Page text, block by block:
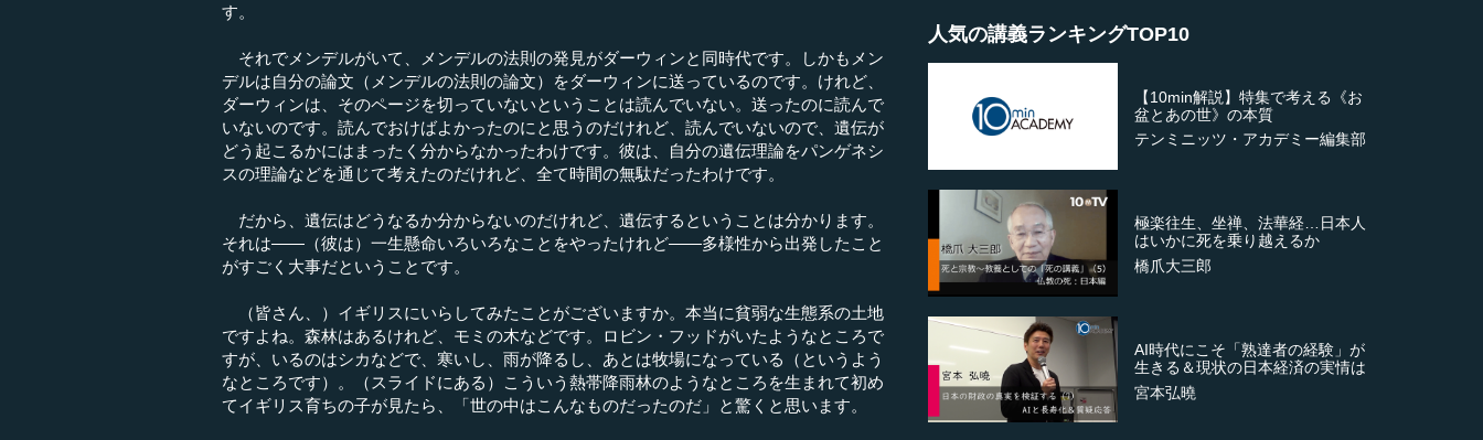
す。
それでメンデルがいて、メンデルの法則の発見がダーウィンと同時代です。しかもメン
デルは自分の論文（メンデルの法則の論文）をダーウィンに送っているのです。けれど、
ダーウィンは、そのページを切っていないということは読んでいない。送ったのに読んで
いないのです。読んでおけばよかったのにと思うのだけれど、読んでいないので、遺伝が
どう起こるかにはまったく分からなかったわけです。彼は、自分の遺伝理論をパンゲネシ
スの理論などを通じて考えたのだけれど、全て時間の無駄だったわけです。
だから、遺伝はどうなるか分からないのだけれど、遺伝するということは分かります。
それは――（彼は）一生懸命いろいろなことをやったけれど――多様性から出発したこと
がすごく大事だということです。
（皆さん、）イギリスにいらしてみたことがございますか。本当に貧弱な生態系の土地
ですよね。森林はあるけれど、モミの木などです。ロビン・フッドがいたようなところで
すが、いるのはシカなどで、寒いし、雨が降るし、あとは牧場になっている（というよう
なところです）。（スライドにある）こういう熱帯降雨林のようなところを生まれて初め
てイギリス育ちの子が見たら、「世の中はこんなものだったのだ」と驚くと思います。
人気の講義ランキングTOP10
【10min解説】特集で考える《お
盆とあの世》の本質
テンミニッツ・アカデミー編集部
極楽往生、坐禅、法華経…日本人
はいかに死を乗り越えるか
橋爪大三郎
AI時代にこそ「熟達者の経験」が
生きる＆現状の日本経済の実情は
宮本弘曉